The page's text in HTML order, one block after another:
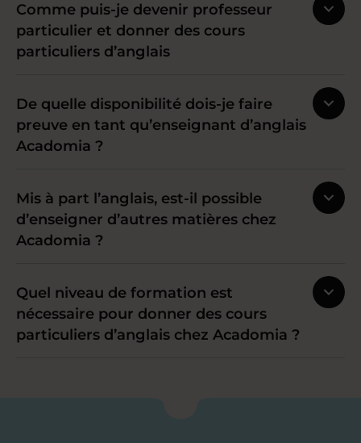
Comme puis-je devenir professeur
particulier et donner des cours
particuliers d’anglais
De quelle disponibilité dois-je faire
preuve en tant qu’enseignant d’anglais
Acadomia ?
Mis à part l’anglais, est-il possible
d’enseigner d’autres matières chez
Acadomia ?
Quel niveau de formation est
nécessaire pour donner des cours
particuliers d’anglais chez Acadomia ?